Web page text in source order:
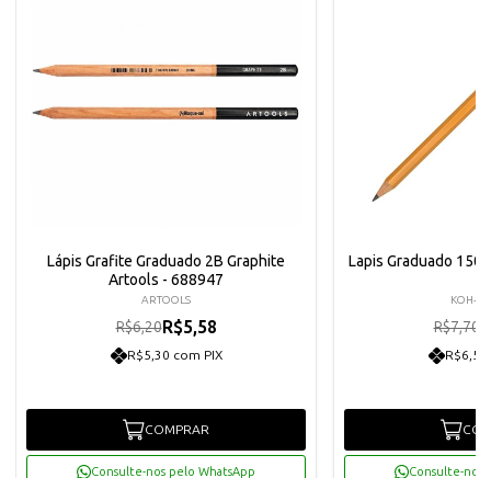
Lápis Grafite Graduado 2B Graphite
Artools - 688947
ARTOOLS
R$6,20R$5,58
R$5,30 com PIX
COMPRAR
Consulte-nos pelo WhatsApp
Lapis Graduado
KOH-I-
R$7,70
R$6,58
Consulte-nos